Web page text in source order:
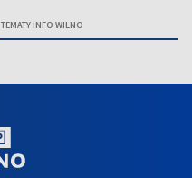
TEMATY INFO WILNO